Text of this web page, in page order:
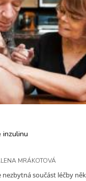
inzulinu
MRÁKOTOVÁ
nezbytná součást léčby